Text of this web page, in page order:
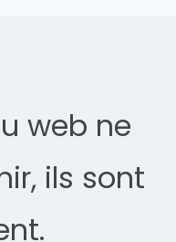
web ne
ils sont